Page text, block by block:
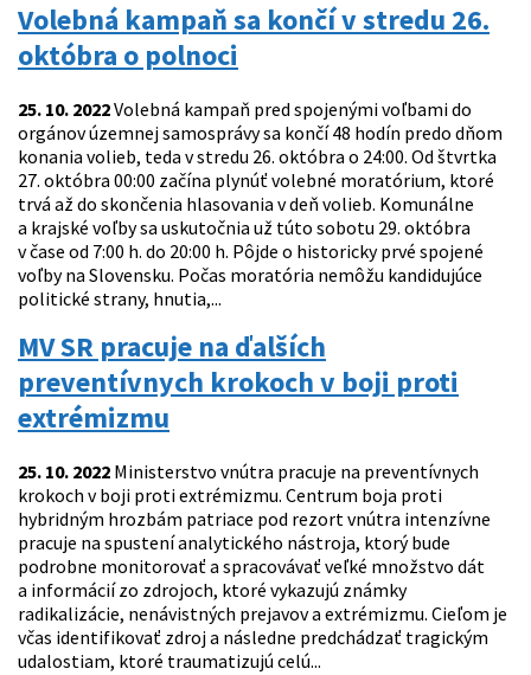
Volebná kampaň sa končí v stredu 26.
októbra o polnoci
25. 10. 2022Volebná kampaň pred spojenými voľbami do
orgánov územnej samosprávy sa končí 48 hodín predo dňom
konania volieb, teda v stredu 26. októbra o 24:00. Od štvrtka
27. októbra 00:00 začína plynúť volebné moratórium, ktoré
trvá až do skončenia hlasovania v deň volieb. Komunálne
a krajské voľby sa uskutočnia už túto sobotu 29. októbra
v čase od 7:00 h. do 20:00 h. Pôjde o historicky prvé spojené
voľby na Slovensku. Počas moratória nemôžu kandidujúce
politické strany, hnutia,...
MV SR pracuje na ďalších
preventívnych krokoch v boji proti
extrémizmu
25. 10. 2022 Ministerstvo vnútra pracuje na preventívnych
krokoch v boji proti extrémizmu. Centrum boja proti
hybridným hrozbám patriace pod rezort vnútra intenzívne
pracuje na spustení analytického nástroja, ktorý bude
podrobne monitorovať a spracovávať veľké množstvo dát
a informácií zo zdrojoch, ktoré vykazujú známky
radikalizácie, nenávistných prejavov a extrémizmu. Cieľom je
včas identifikovať zdroj a následne predchádzať tragickým
udalostiam, ktoré traumatizujú celú...